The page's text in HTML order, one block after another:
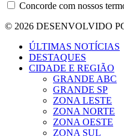
Concorde com nossos
© 2026 DESENVOLVIDO
ÚLTIMAS NOTÍCIAS
DESTAQUES
CIDADE E REGIÃO
GRANDE ABC
GRANDE SP
ZONA LESTE
ZONA NORTE
ZONA OESTE
ZONA SUL